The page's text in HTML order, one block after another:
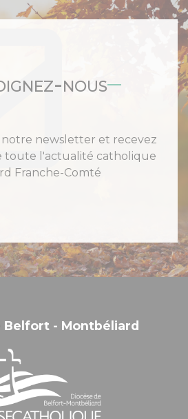
nous
notre newsletter et recevez
toute l'actualité catholique
Franche-Comté
Belfort - Montbéliard